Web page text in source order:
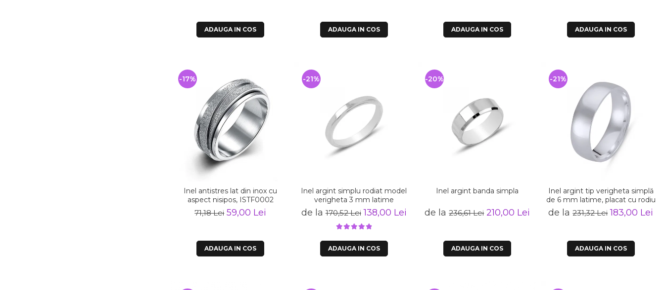
ADAUGA IN COS ADAUGA IN COS ADAUGA IN COS ADAUGA IN COS
Inel antistres lat din inox cu
aspect nisipos, ISTF0002
71,18 Lei 59,00 Lei
-17%
ADAUGA IN COS
Inel argint simplu rodiat model
verigheta 3 mm latime
de la170,52 Lei 138,00 Lei
-21%
ADAUGA IN COS
Inel argint banda simpla
de la236,61 Lei 210,00 Lei
-20%
ADAUGA IN COS
Inel argint tip verigheta simplă
de 6 mm latime, placat cu rodiu
de la231,32 Lei 183,00 Lei
-21%
ADAUGA IN COS